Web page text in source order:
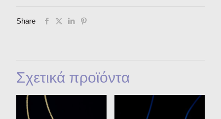
Share
Σχετικά προϊόντα